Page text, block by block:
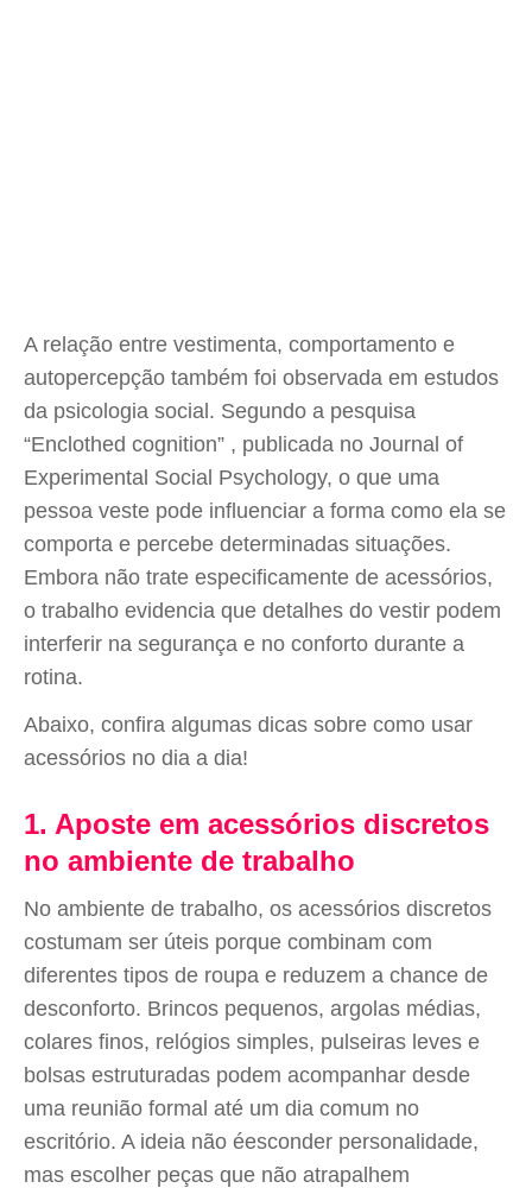
A relação entre vestimenta, comportamento e
autopercepção também foi observada em estudos
da psicologia social. Segundo a pesquisa
“Enclothed cognition” , publicada no Journal of
Experimental Social Psychology, o que uma
pessoa veste pode influenciar a forma como ela se
comporta e percebe determinadas situações.
Embora não trate especificamente de acessórios,
o trabalho evidencia que detalhes do vestir podem
interferir na segurança e no conforto durante a
rotina.
Abaixo, confira algumas dicas sobre como usar
acessórios no dia a dia!
1. Aposte em acessórios discretos
no ambiente de trabalho
No ambiente de trabalho, os acessórios discretos
costumam ser úteis porque combinam com
diferentes tipos de roupa e reduzem a chance de
desconforto. Brincos pequenos, argolas médias,
colares finos, relógios simples, pulseiras leves e
bolsas estruturadas podem acompanhar desde
uma reunião formal até um dia comum no
escritório. A ideia não éesconder personalidade,
mas escolher peças que não atrapalhem